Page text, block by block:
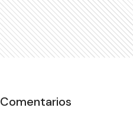
Comentarios